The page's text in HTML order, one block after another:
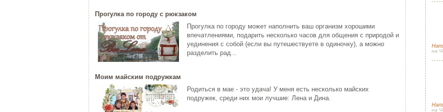
C НОВЫМ ГОДОМ ПЕТУХА - 20…
Думаете, что праздники новогодние
закончились? Ан нет! 28 января
наступает Но...
ХОРОШО БЫТЬ ДЕВУШКОЙ В РО…
Хорошо быть девушкой в розовом
Вот я снова стала причастной к
одному небольшому событию (а так
Прогулка по городу с рюкзаком
Прогулка по городу может наполнить ваш организм хорошими
впечатлениями, подарить несколько часов для общения с природой и
уединения с собой (если вы путешествуете в одиночку), а можно
разделить рад...
Моим майским подружкам
Родиться в мае - это удача! У меня есть несколько майских
подружек, среди них мои лучшие: Лена и Дина.
Новогодняя
Весенний
на
на